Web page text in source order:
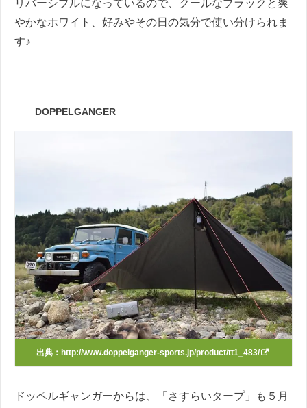
リバーシブルになっているので、クールなブラックと爽
やかなホワイト、好みやその日の気分で使い分けられま
す♪
DOPPELGANGER
出典： http://www.doppelganger-sports.jp/product/tt1_483/
ドッペルギャンガーからは、「さすらいタープ」も５月